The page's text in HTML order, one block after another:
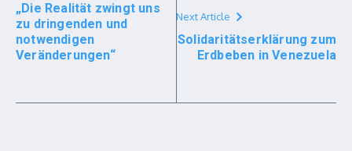
„Die Realität zwingt uns
zu dringenden und
notwendigen
Veränderungen“
Next Article
Solidaritätserklärung zum
Erdbeben in Venezuela